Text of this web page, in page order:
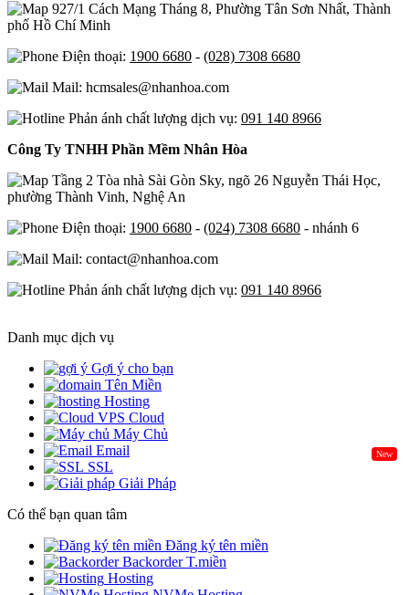
927/1 Cách Mạng Tháng 8, Phường Tân Sơn Nhất, Thành
phố Hồ Chí Minh
Điện thoại: 1900 6680 - (028) 7308 6680
Mail: hcmsales@nhanhoa.com
Phản ánh chất lượng dịch vụ: 091 140 8966
Công Ty TNHH Phần Mềm Nhân Hòa
Tầng 2 Tòa nhà Sài Gòn Sky, ngõ 26 Nguyễn Thái Học,
phường Thành Vinh, Nghệ An
Điện thoại: 1900 6680 - (024) 7308 6680 - nhánh 6
Mail: contact@nhanhoa.com
Phản ánh chất lượng dịch vụ: 091 140 8966
Danh mục dịch vụ
Gợi ý cho bạn
Tên Miền
Hosting
Cloud
Máy Chủ
New
Email
SSL
Giải Pháp
Có thể bạn quan tâm
Đăng ký tên miền
Backorder T.miền
Hosting